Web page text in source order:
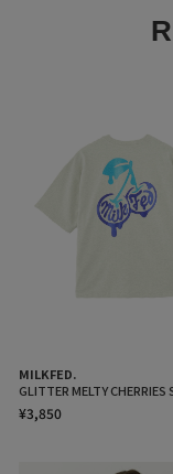
MILKFED.
GLITTER MELTY CHERRIES
¥3,850